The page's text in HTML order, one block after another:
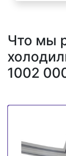
Что мы
1002